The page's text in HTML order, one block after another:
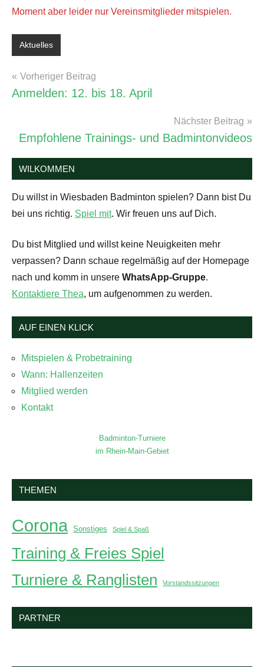
Moment aber leider nur Vereinsmitglieder mitspielen.
Aktuelles
Beitragsnavigation
Vorheriger Beitrag
Anmelden: 12. bis 18. April
Nächster Beitrag
Empfohlene Trainings- und Badmintonvideos
WILKOMMEN
Du willst in Wiesbaden Badminton spielen? Dann bist Du
bei uns richtig. Spiel mit. Wir freuen uns auf Dich.
Du bist Mitglied und willst keine Neuigkeiten mehr
verpassen? Dann schaue regelmäßig auf der Homepage
nach und komm in unsere WhatsApp-Gruppe.
Kontaktiere Thea, um aufgenommen zu werden.
AUF EINEN KLICK
Mitspielen & Probetraining
Wann: Hallenzeiten
Mitglied werden
Kontakt
Badminton-Turniere
im Rhein-Main-Gebiet
THEMEN
Corona Sonstiges Spiel & Spaß
Training & Freies Spiel
Turniere & Ranglisten
Vorstandssitzungen
PARTNER